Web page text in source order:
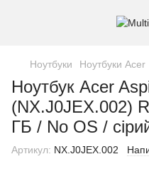
Ноутбуки Ноутбуки Acer
Ноутбук Acer
(NX.J0JEX.002)
ГБ / No OS /
Артикул: NX.J0JEX.002